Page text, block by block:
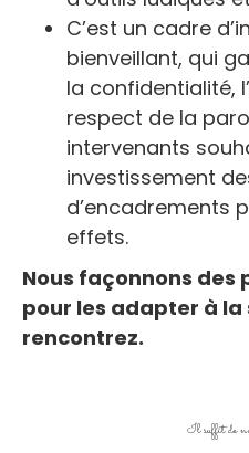
C’est un cadre
bienveillant, qui
la confidentialité,
respect de la
intervenants
investissement
d’encadrements
effets.
Nous façonnons des
pour les adapter à
rencontrez.
Il suffit de